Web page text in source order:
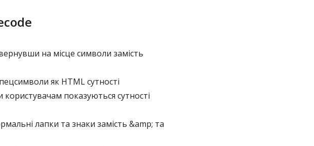
на місце символи замість
як HTML сутності
показуються сутності
лапки та знаки замість &amp; та